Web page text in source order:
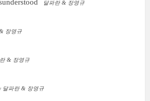
달파란 & 장영규
장영규
& 장영규
달파란 & 장영규